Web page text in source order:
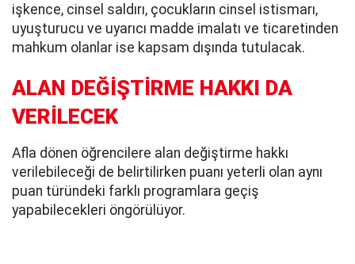
işkence, cinsel saldırı, çocukların cinsel istismarı,
uyuşturucu ve uyarıcı madde imalatı ve ticaretinden
mahkum olanlar ise kapsam dışında tutulacak.
ALAN DEĞİŞTİRME HAKKI DA
VERİLECEK
Afla dönen öğrencilere alan değiştirme hakkı
verilebileceği de belirtilirken puanı yeterli olan aynı
puan türündeki farklı programlara geçiş
yapabilecekleri öngörülüyor.